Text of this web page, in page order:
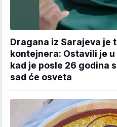
Dragana iz Sarajeva je
kontejnera: Ostavili je
kad je posle 26 godina
sad će osveta